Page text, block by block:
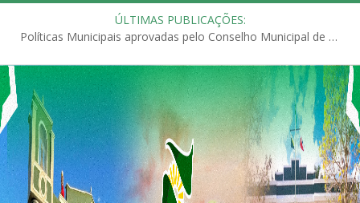
ÚLTIMAS PUBLICAÇÕES:
Políticas Municipais aprovadas pelo Conselho Municipal de Educação (CME)